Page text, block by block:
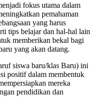
fokus utama dalam
pemahaman
yang harus
tips belajar dan hal-hal lain
memberikan bekal bagi
yang akan datang.
siswa baru/klas Baru) ini
positif dalam membentuk
mereka
pendidikan dan